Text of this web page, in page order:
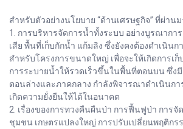
สำหรับตัวอย่างนโยบาย “ด้านเศรษฐกิจ” ที่ผ่านม
1. การบริหารจัดการน้ำทั้งระบบ อย่างบูรณากา
เสีย พื้นที่เก็บกักน้ำ แก้มลิง ซึ่งยังคงต้องดำเนินก
สำหรับโครงการขนาดใหญ่ เพื่อจะให้เกิดการเ
การระบายน้ำให้รวดเร็วขึ้นในพื้นที่ตอนบน ซึ่ง
ตอนล่างและภาคกลาง กำลังพิจารณาดำเนินกา
เกิดความยั่งยืนให้ได้ในอนาคต
2. เรื่องของการทวงคืนผืนป่า การฟื้นฟูป่า การ
ชุมชน เกษตรแปลงใหญ่ การปรับเปลี่ยนพฤติกร